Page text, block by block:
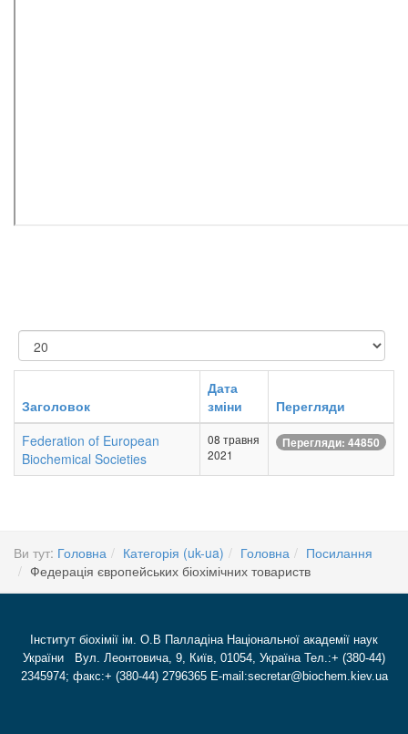
Показувати
Заголовок
Дата
зміни
Перегляди
Federation of European
Biochemical Societies
08 травня
2021
Перегляди: 44850
Ви тут: Головна Категорія (uk-ua) Головна
Посилання
Федерація європейських біохімічних товариств
Інститут біохімії ім. О.В Палладіна Національної академії наук
України Вул. Леонтовича, 9, Київ, 01054, Україна Тел.:+ (380-44)
2345974; факс:+ (380-44) 2796365 E-mail:secretar@biochem.kiev.ua